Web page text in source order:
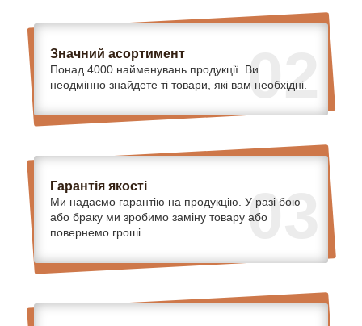
02
Значний асортимент
Понад 4000 найменувань продукції. Ви
неодмінно знайдете ті товари, які вам необхідні.
03
Гарантія якості
Ми надаємо гарантію на продукцію. У разі бою
або браку ми зробимо заміну товару або
повернемо гроші.